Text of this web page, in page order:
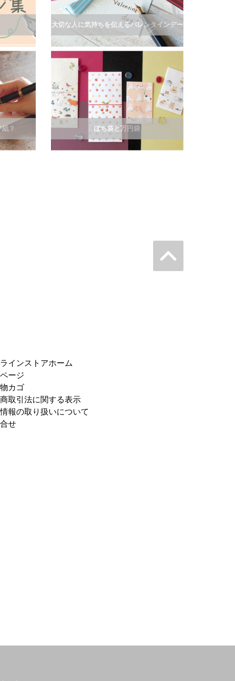
大切な人に気持ちを伝えるバレンタインデー
？ ぽち袋と万円袋
インストアホーム
ージ
カゴ
取引法に関する表示
報の取り扱いについて
せ